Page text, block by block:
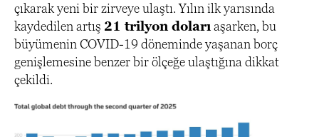
çıkarak yeni bir zirveye ulaştı. Yılın ilk yarısında
kaydedilen artış 21 trilyon dolarıaşarken, bu
büyümenin COVID-19 döneminde yaşanan borç
genişlemesine benzer bir ölçeğe ulaştığına dikkat
çekildi.